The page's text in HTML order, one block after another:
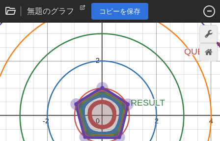
無題のグラフ コピーを保存